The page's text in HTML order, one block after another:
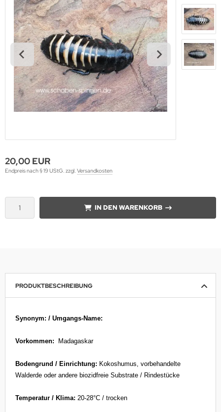
20,00 EUR
Endpreis nach § 19 UStG. zzgl. Versandkosten
IN DEN WARENKORB
PRODUKTBESCHREIBUNG
Synonym: / Umgangs-Name:
Vorkommen: Madagaskar
Bodengrund / Einrichtung: Kokoshumus, vorbehandelte
Walderde oder andere biozidfreie Substrate / Rindestücke
Temperatur / Klima: 20-28°C / trocken